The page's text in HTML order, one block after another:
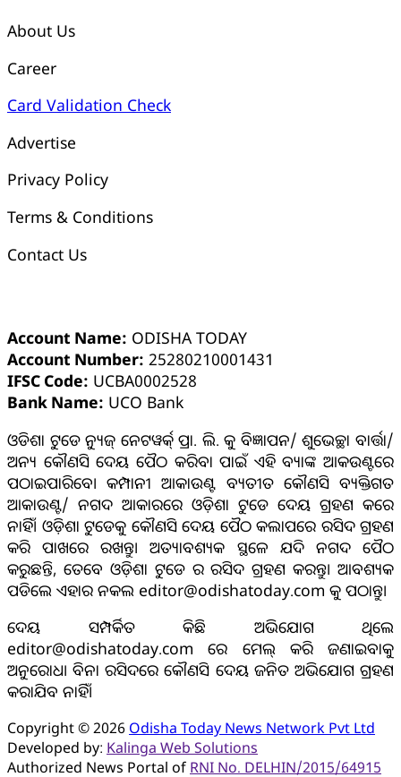
About Us
Career
Card Validation Check
Advertise
Privacy Policy
Terms & Conditions
Contact Us
Account Name: ODISHA TODAY
Account Number: 25280210001431
IFSC Code: UCBA0002528
Bank Name: UCO Bank
ଓଡିଶା ଟୁଡେ ନ୍ୟୁଜ୍ ନେଟୱର୍କ୍ ପ୍ରା. ଲି. କୁ ବିଜ୍ଞାପନ/ ଶୁଭେଚ୍ଛା ବାର୍ତ୍ତା/
ଅନ୍ୟ କୌଣସି ଦେୟ ପୈଠ କରିବା ପାଇଁ ଏହି ବ୍ୟାଙ୍କ ଆକଉଣ୍ଟରେ
ପଠାଇପାରିବେ। କମ୍ପାନୀ ଆକାଉଣ୍ଟ ବ୍ୟତୀତ କୌଣସି ବ୍ୟକ୍ତିଗତ
ଆକାଉଣ୍ଟ/ ନଗଦ ଆକାରରେ ଓଡ଼ିଶା ଟୁଡେ ଦେୟ ଗ୍ରହଣ କରେ
ନାହିଁ। ଓଡ଼ିଶା ଟୁଡେକୁ କୌଣସି ଦେୟ ପୈଠ କଲାପରେ ରସିଦ ଗ୍ରହଣ
କରି ପାଖରେ ରଖନ୍ତୁ। ଅତ୍ୟାବଶ୍ୟକ ସ୍ଥଳେ ଯଦି ନଗଦ ପୈଠ
କରୁଛନ୍ତି, ତେବେ ଓଡ଼ିଶା ଟୁଡେ ର ରସିଦ ଗ୍ରହଣ କରନ୍ତୁ। ଆବଶ୍ୟକ
ପଡିଲେ ଏହାର ନକଲ editor@odishatoday.com କୁ ପଠାନ୍ତୁ।
ଦେୟ ସମ୍ପର୍କିତ କିଛି ଅଭିଯୋଗ ଥିଲେ
editor@odishatoday.com ରେ ମେଲ୍ କରି ଜଣାଇବାକୁ
ଅନୁରୋଧ। ବିନା ରସିଦରେ କୌଣସି ଦେୟ ଜନିତ ଅଭିଯୋଗ ଗ୍ରହଣ
କରାଯିବ ନାହିଁ।
Copyright © 2026 Odisha Today News Network Pvt Ltd
Developed by: Kalinga Web Solutions
Authorized News Portal of RNI No. DELHIN/2015/64915